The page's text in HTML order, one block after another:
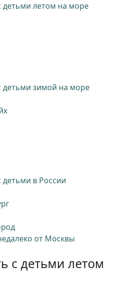
детьми летом на море
детьми зимой на море
детьми в России
от Москвы
с детьми летом